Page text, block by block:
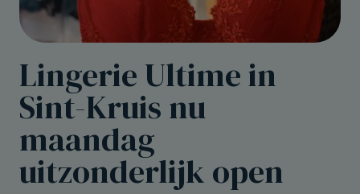
Lingerie Ultime in
Sint-Kruis nu
maandag
uitzonderlijk open